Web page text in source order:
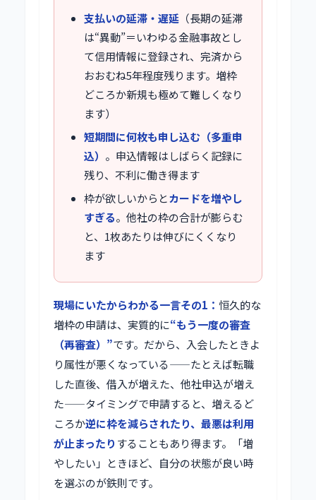
支払いの延滞・遅延 （長期の延滞
は“異動”＝いわゆる金融事故とし
て信用情報に登録され、完済から
おおむね5年程度残ります。増枠
どころか新規も極めて難しくなり
ます）
短期間に何枚も申し込む（多重申
込） 。申込情報はしばらく記録に
残り、不利に働き得ます
枠が欲しいからとカードを増やし
すぎる。他社の枠の合計が膨らむ
と、1枚あたりは伸びにくくなり
ます
現場にいたからわかる一言その1： 恒久的な
増枠の申請は、実質的に“もう一度の審査
（再審査）”です。だから、入会したときよ
り属性が悪くなっている——たとえば転職
した直後、借入が増えた、他社申込が増え
た——タイミングで申請すると、増えるど
ころか逆に枠を減らされたり、最悪は利用
が止まったり することもあり得ます。「増
やしたい」ときほど、自分の状態が良い時
を選ぶのが鉄則です。